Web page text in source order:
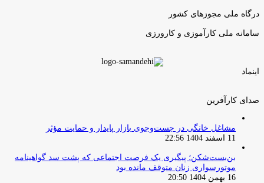
درگاه ملی مجوزهای کشور
سامانه ملی کارآموزی و کارورزی
اینماد
صدای کارآفرین
مشاغل خانگی در جست‌وجوی بازار پایدار و حمایت مؤثر
11 اسفند 1404 22:56
بن‌بست‌شکن؛ پیگیری یک فرصت اجتماعی که پشت سد گواهینامه
موتورسواری زنان متوقف مانده بود
16 بهمن 1404 20:50